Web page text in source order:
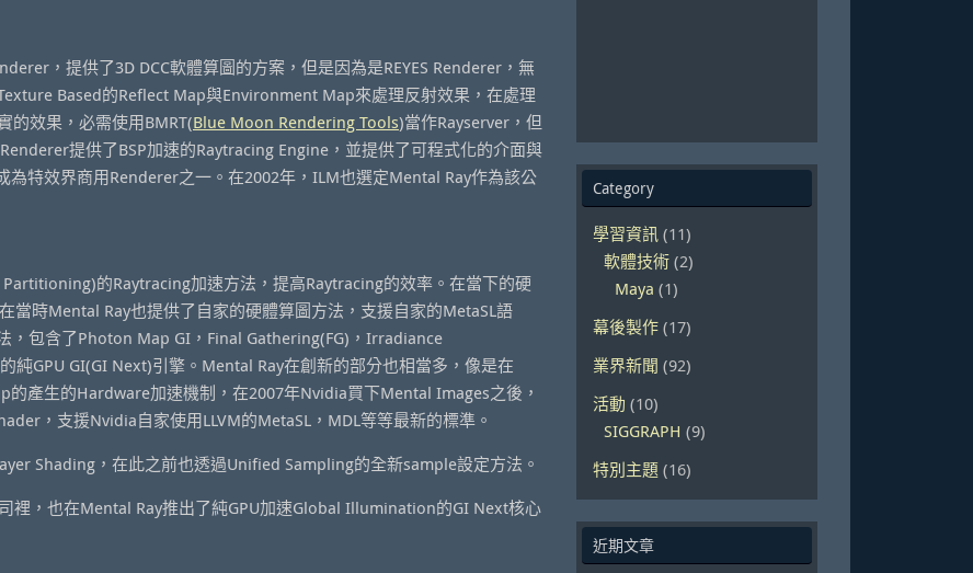
，提供了3D DCC軟體算圖的方案，但是因為是REYES Renderer，無
Based的Reflect Map與Environment Map來處理反射效果，在處理
效果，必需使用BMRT(Blue Moon Rendering Tools)當作Rayserver，但
提供了BSP加速的Raytracing Engine，並提供了可程式化的介面與
為特效界商用Renderer之一。在2002年，ILM也選定Mental Ray作為該公
的Raytracing加速方法，提高Raytracing的效率。在當下的硬
當時Mental Ray也提供了自家的硬體算圖方法，支援自家的MetaSL語
包含了Photon Map GI，Final Gathering(FG)，Irradiance
純GPU GI(GI Next)引擎。Mental Ray在創新的部分也相當多，像是在
的產生的Hardware加速機制，在2007年Nvidia買下Mental Images之後，
，支援Nvidia自家使用LLVM的MetaSL，MDL等等最新的標準。
Shading，在此之前也透過Unified Sampling的全新sample設定方法。
裡，也在Mental Ray推出了純GPU加速Global Illumination的GI Next核心
Category
學習資訊 (11)
軟體技術 (2)
Maya (1)
幕後製作 (17)
業界新聞 (92)
活動 (10)
SIGGRAPH (9)
特別主題 (16)
近期文章